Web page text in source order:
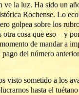
ve la luz. Ha sido un
Rochense. Lo
golpea sobre los
cosa que eso – y
de mandar a
del número
visto sometido a los
hasta el